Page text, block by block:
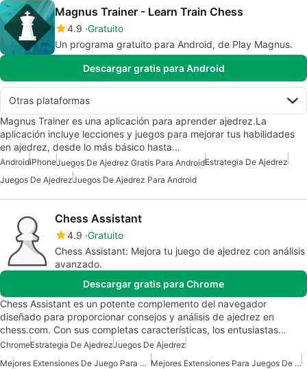
Magnus Trainer - Learn Train Chess
4.9 Gratuito
Un programa gratuito para Android, de Play Magnus.
Descargar gratis para Android
Otras plataformas
Magnus Trainer es una aplicación para aprender ajedrez.La
aplicación incluye lecciones y juegos para mejorar tus habilidades
en ajedrez, desde lo más básico hasta…
AndroidiPhoneJuegos De Ajedrez Gratis Para AndroidEstrategia De Ajedrez
Juegos De AjedrezJuegos De Ajedrez Para Android
Chess Assistant
4.9 Gratuito
Chess Assistant: Mejora tu juego de ajedrez con análisis
avanzado.
Descargar gratis para Chrome
Chess Assistant es un potente complemento del navegador
diseñado para proporcionar consejos y análisis de ajedrez en
chess.com. Con sus completas características, los entusiastas…
ChromeEstrategia De AjedrezJuegos De Ajedrez
Mejores Extensiones De Juego Para Chrome
Mejores Extensiones Para Juegos De Chrome